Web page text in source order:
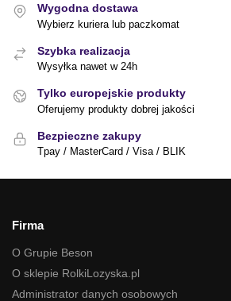
Wygodna dostawa
Wybierz kuriera lub paczkomat
Szybka realizacja
Wysyłka nawet w 24h
Tylko europejskie produkty
Oferujemy produkty dobrej jakości
Bezpieczne zakupy
Tpay / MasterCard / Visa / BLIK
Firma
O Grupie Beson
O sklepie RolkiLozyska.pl
Administrator danych osobowych